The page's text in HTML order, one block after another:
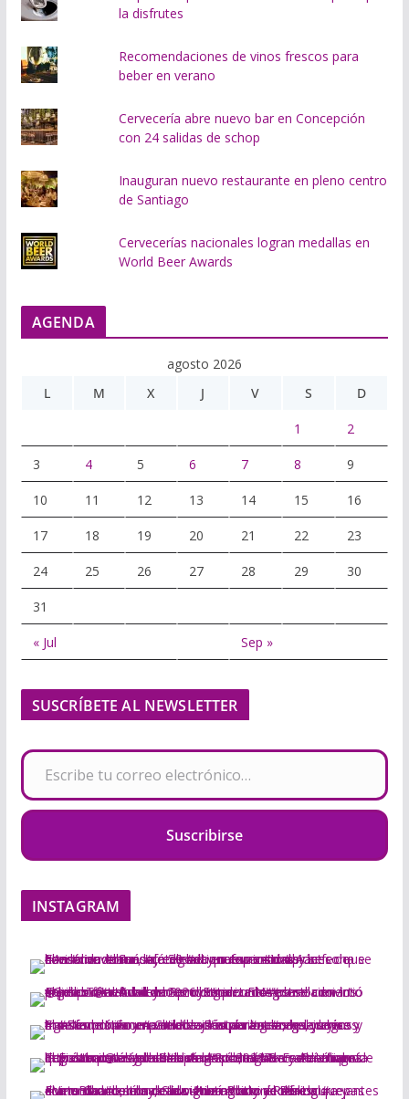
la disfrutes
Recomendaciones de vinos frescos para
beber en verano
Cervecería abre nuevo bar en Concepción
con 24 salidas de schop
Inauguran nuevo restaurante en pleno centro
de Santiago
Cervecerías nacionales logran medallas en
World Beer Awards
AGENDA
agosto 2026
L
M X J V S D
1 2
3 4 5 6 7 8 9
10 11 12 13 14 15 16
17 18 19 20 21 22 23
24 25 26 27 28 29 30
31
« Jul Sep »
SUSCRÍBETE AL NEWSLETTER
Escribe tu correo electrónico…
Suscribirse
INSTAGRAM